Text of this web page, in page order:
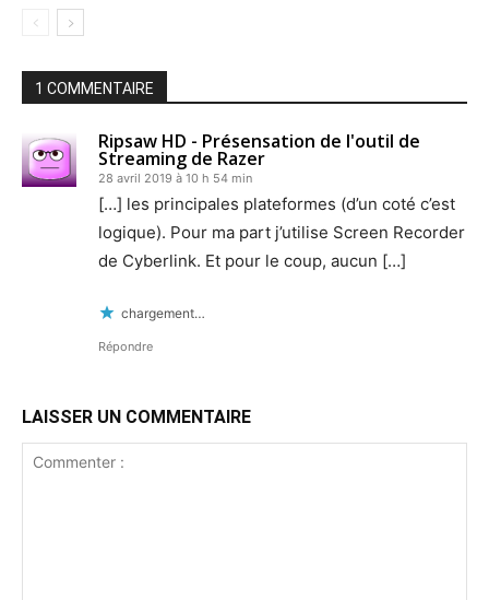
1 COMMENTAIRE
Ripsaw HD - Présensation de l'outil de
Streaming de Razer
28 avril 2019 à 10 h 54 min
[…] les principales plateformes (d’un coté c’est
logique). Pour ma part j’utilise Screen Recorder
de Cyberlink. Et pour le coup, aucun […]
chargement…
Répondre
LAISSER UN COMMENTAIRE